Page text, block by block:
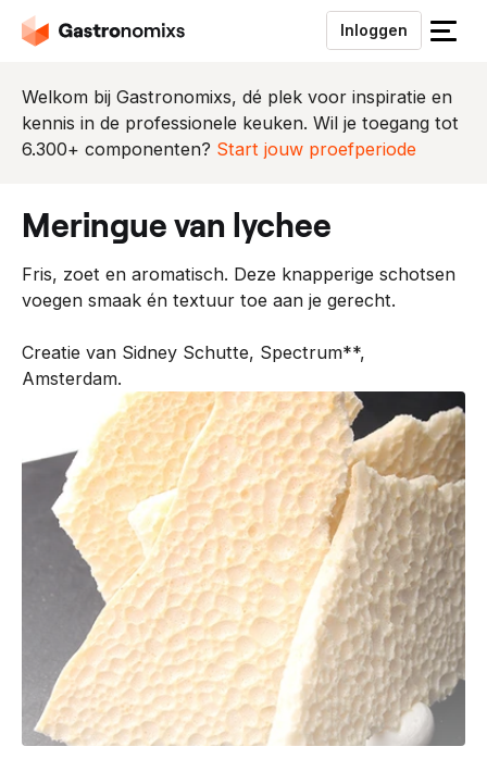
Inloggen
S
u
i
e
Welkom bij Gastronomixs, dé plek voor inspiratie en
kennis in de professionele keuken. Wil je toegang tot
6.300+ componenten? Start jouw proefperiode
meringue van lychee
Fris, zoet en aromatisch. Deze knapperige schotsen
voegen smaak én textuur toe aan je gerecht.
Creatie van Sidney Schutte, Spectrum**,
Amsterdam.